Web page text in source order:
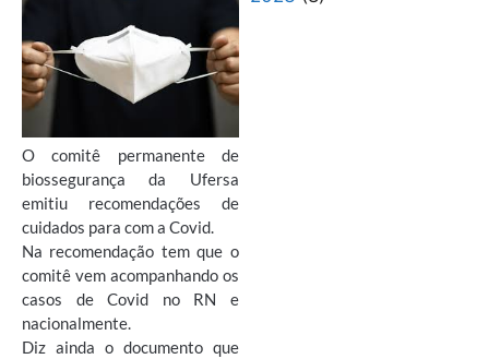
O comitê permanente de
biossegurança da Ufersa
emitiu recomendações de
cuidados para com a Covid.
Na recomendação tem que o
comitê vem acompanhando os
casos de Covid no RN e
nacionalmente.
Diz ainda o documento que